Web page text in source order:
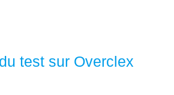
test sur Overclex